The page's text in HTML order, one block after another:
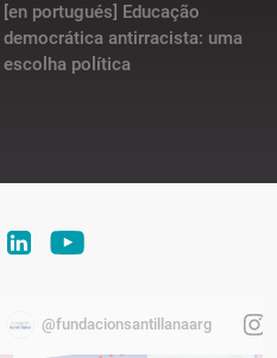
[en portugués] Educação
democrática antirracista: uma
escolha política
@fundacionsantillanaarg